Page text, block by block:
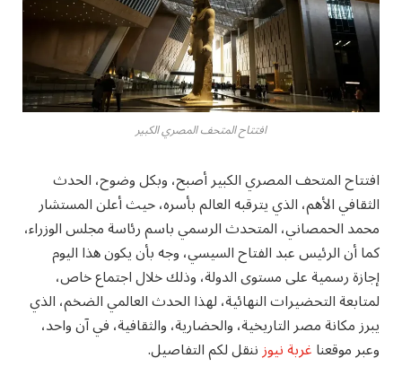
افتتاح المتحف المصري الكبير
افتتاح المتحف المصري الكبير أصبح، وبكل وضوح، الحدث
الثقافي الأهم، الذي يترقبه العالم بأسره، حيث أعلن المستشار
محمد الحمصاني، المتحدث الرسمي باسم رئاسة مجلس الوزراء،
كما أن الرئيس عبد الفتاح السيسي، وجه بأن يكون هذا اليوم
إجازة رسمية على مستوى الدولة، وذلك خلال اجتماع خاص،
لمتابعة التحضيرات النهائية، لهذا الحدث العالمي الضخم، الذي
يبرز مكانة مصر التاريخية، والحضارية، والثقافية، في آن واحد،
وعبر موقعناغربة نيوزننقل لكم التفاصيل.